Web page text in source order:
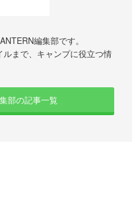
編集部です。
まで、キャンプに役立つ情
部の記事一覧